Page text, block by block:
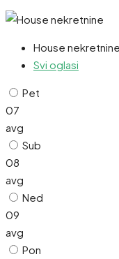
House nekretnine
Svi oglasi
Pet
07
avg
Sub
08
avg
Ned
09
avg
Pon